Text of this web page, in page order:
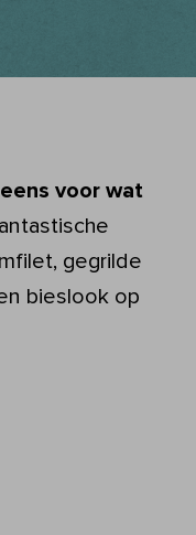
voor wat
gegrilde
bieslook op